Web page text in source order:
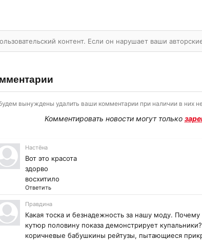
контент. Если он нарушает ваши
вынуждены удалить ваши комментарии при наличии в них
Комментировать новости могут только
Настёна
Вот это красота
здорво
восхитило
Ответить
Правдина
Какая тоска и безнадежность за нашу моду.
кутюр половину показа демонстрирует
коричневые бабушкины рейтузы, пытающиеся